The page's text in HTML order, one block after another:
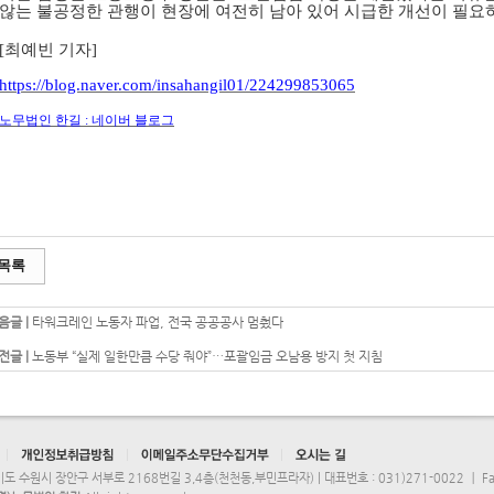
않는 불공정한 관행이 현장에 여전히 남아 있어 시급한 개선이 필요
[최예빈 기자]
https://blog.naver.com/insahangil01/224299853065
노무법인 한길 : 네이버 블로그
록
글 | 타워크레인 노동자 파업, 전국 공공공사 멈췄다
글 | 노동부 “실제 일한만큼 수당 줘야”…포괄임금 오남용 방지 첫 지침
도 수원시 장안구 서부로 2168번길 3,4층(천천동,부민프라자) | 대표번호 : 031)271-0022 ㅣ